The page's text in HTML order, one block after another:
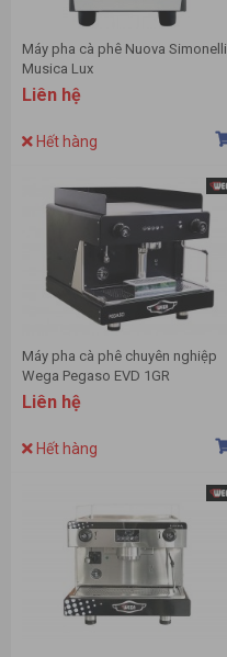
Máy pha cà phê Nuova Simonelli
Musica Lux
Liên hệ
Hết hàng
Máy pha cà phê chuyên nghiệp
Wega Pegaso EVD 1GR
Liên hệ
Hết hàng